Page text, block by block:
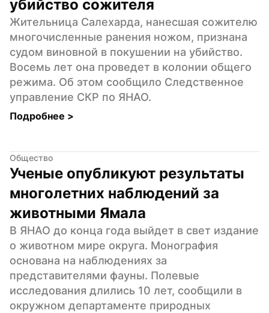
убийство сожителя
Жительница Салехарда, нанесшая сожителю
многочисленные ранения ножом, признана
судом виновной в покушении на убийство.
Восемь лет она проведет в колонии общего
режима. Об этом сообщило Следственное
управление СКР по ЯНАО.
Подробнее >
Общество
Ученые опубликуют результаты
многолетних наблюдений за
животными Ямала
В ЯНАО до конца года выйдет в свет издание
о животном мире округа. Монография
основана на наблюдениях за
представителями фауны. Полевые
исследования длились 10 лет, сообщили в
окружном департаменте природных